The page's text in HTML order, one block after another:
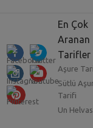
En Çok
Aranan
Tarifler
Aşure
Sütlü
Tarifi
Un